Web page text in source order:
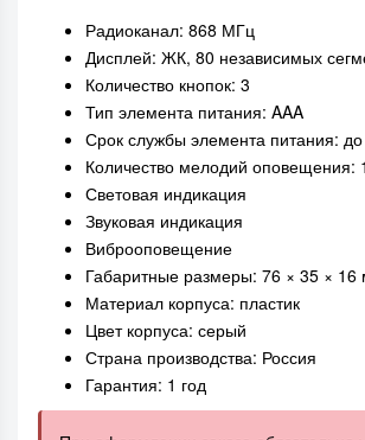
Радиоканал: 868 МГц
Дисплей: ЖК, 80 независимых
Количество кнопок: 3
Тип элемента питания: AAA
Срок службы элемента питания:
Количество мелодий оповещения:
Световая индикация
Звуковая индикация
Виброоповещение
Габаритные размеры: 76 × 35 × 16
Материал корпуса: пластик
Цвет корпуса: серый
Страна производства: Россия
Гарантия: 1 год